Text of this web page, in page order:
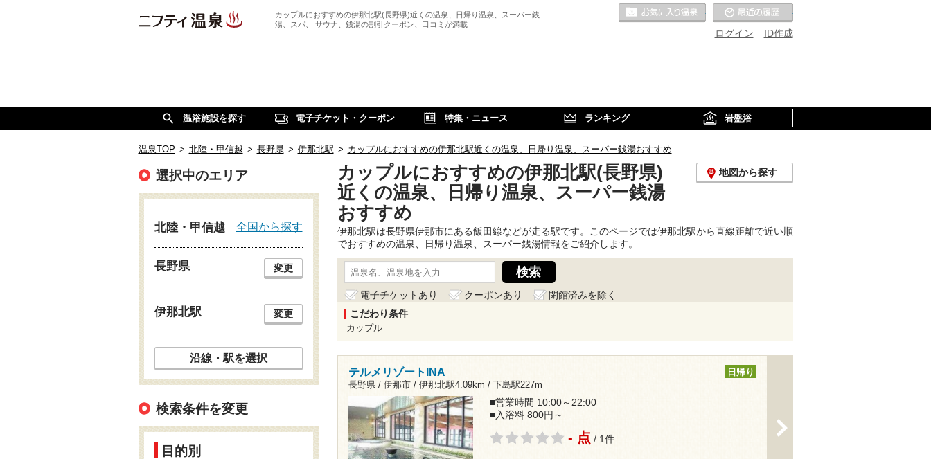
カップルにおすすめの伊那北駅(長野県)近くの温泉、日帰り温泉、スーパー銭
湯、スパ、 サウナ、銭湯の割引クーポン、口コミが満載
ID作成
ログイン
お気に入りの温泉
温浴施設を探す 電子チケット・クーポン 特集・ニュース ランキング 岩盤浴
温泉TOP > 北陸・甲信越 > 長野県 > 伊那北駅 > カップルにおすすめの伊那北駅近くの温泉、日帰り温泉、スーパー銭湯おすすめ
カップルにおすすめの伊那北駅(長野県)
近くの温泉、日帰り温泉、スーパー銭湯
おすすめ
地図から探す
伊那北駅は長野県伊那市にある飯田線などが走る駅です。このページでは伊那北駅から直線距離で近い順
でおすすめの温泉、日帰り温泉、スーパー銭湯情報をご紹介します。
電子チケットあり クーポンあり
閉館済みを除く
こだわり条件
カップル
テルメリゾートINA
長野県 / 伊那市 / 伊那北駅4.09km / 下島駅227m
日帰り
■営業時間 10:00～22:00
■入浴料 800円～
- 点 / 1件
選択中のエリア
北陸・甲信越 全国から探す
長野県 変更
伊那北駅 変更
沿線・駅を選択
検索条件を変更
目的別